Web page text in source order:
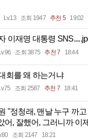
Lv.13 조회 1947 추천 5 19:02
이재명 대통령
조회 3875 추천 7 18:44
회를 왜 하는거냐
조회 2587 추천 7 18:41
"정청래, 맨날 누구 까
어, 잘했어, 그러니까 이
조회 2147 18:21